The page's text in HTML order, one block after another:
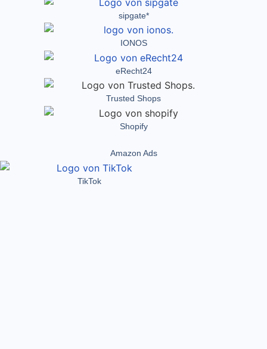
sipgate*
IONOS
eRecht24
Trusted Shops
Shopify
Amazon Ads
TikTok